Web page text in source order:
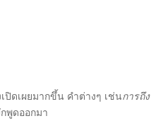
ปิดเผยมากขึ้น คำต่างๆ เช่นการถึง
พูดออกมา